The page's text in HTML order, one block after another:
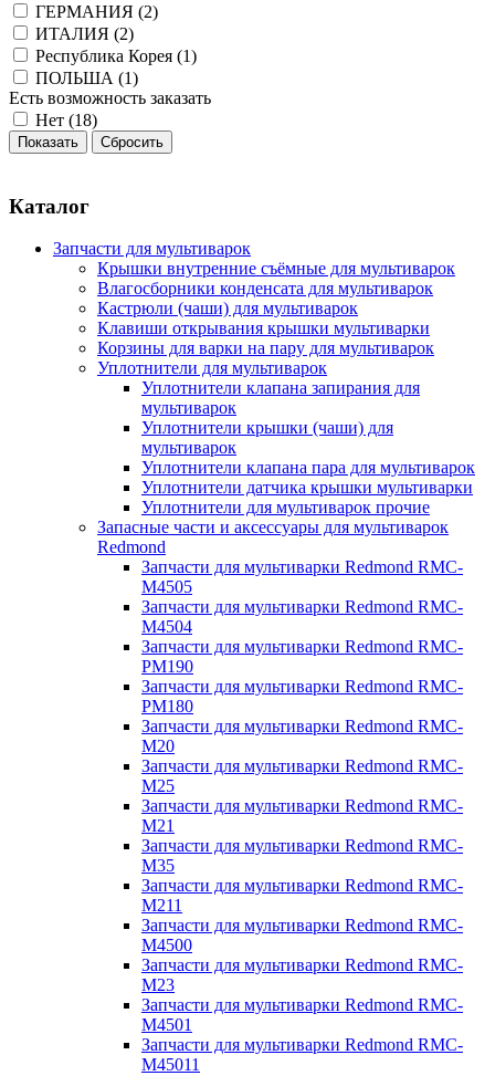
ГЕРМАНИЯ (2)
ИТАЛИЯ (2)
Республика Корея (1)
ПОЛЬША (1)
Есть возможность заказать
Нет (18)
Каталог
Запчасти для мультиварок
Крышки внутренние съёмные для мультиварок
Влагосборники конденсата для мультиварок
Кастрюли (чаши) для мультиварок
Клавиши открывания крышки мультиварки
Корзины для варки на пару для мультиварок
Уплотнители для мультиварок
Уплотнители клапана запирания для
мультиварок
Уплотнители крышки (чаши) для
мультиварок
Уплотнители клапана пара для мультиварок
Уплотнители датчика крышки мультиварки
Уплотнители для мультиварок прочие
Запасные части и аксессуары для мультиварок
Redmond
Запчасти для мультиварки Redmond RMC-
M4505
Запчасти для мультиварки Redmond RMC-
M4504
Запчасти для мультиварки Redmond RMC-
PM190
Запчасти для мультиварки Redmond RMC-
PM180
Запчасти для мультиварки Redmond RMC-
M20
Запчасти для мультиварки Redmond RMC-
M25
Запчасти для мультиварки Redmond RMC-
M21
Запчасти для мультиварки Redmond RMC-
M35
Запчасти для мультиварки Redmond RMC-
M211
Запчасти для мультиварки Redmond RMC-
M4500
Запчасти для мультиварки Redmond RMC-
M23
Запчасти для мультиварки Redmond RMC-
M4501
Запчасти для мультиварки Redmond RMC-
M45011